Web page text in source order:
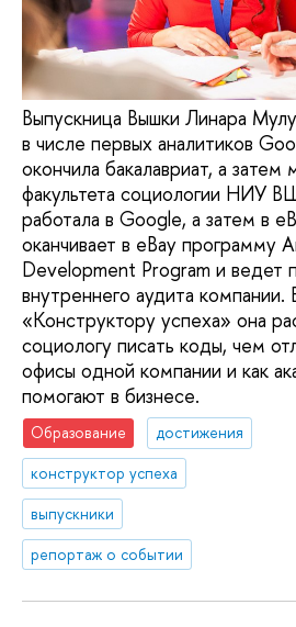
Выпускница Вышки Линара
в числе первых аналитиков
окончила бакалавриат, а затем
факультета социологии НИУ
работала в Google, а затем в
оканчивает в eBay программу
Development Program и ведет
внутреннего аудита компании.
«Конструктору успеха» она
социологу писать коды, чем
офисы одной компании и как
помогают в бизнесе.
Образование
достижения
конструктор успеха
выпускники
репортаж о событии